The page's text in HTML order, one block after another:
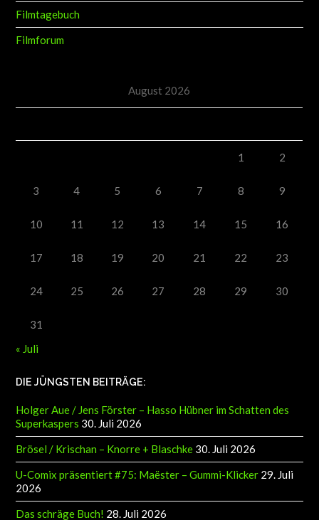
Filmtagebuch
Filmforum
August 2026
1 2
3 4 5 6 7 8 9
10 11 12 13 14 15 16
17 18 19 20 21 22 23
24 25 26 27 28 29 30
31
« Juli
DIE JÜNGSTEN BEITRÄGE:
Holger Aue / Jens Förster – Hasso Hübner im Schatten des
Superkaspers 30. Juli 2026
Brösel / Krischan – Knorre + Blaschke 30. Juli 2026
U-Comix präsentiert #75: Maëster – Gummi-Klicker 29. Juli
2026
Das schräge Buch! 28. Juli 2026